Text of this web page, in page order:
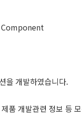
Component
을 개발하였습니다.
품 개발관련 정보 등